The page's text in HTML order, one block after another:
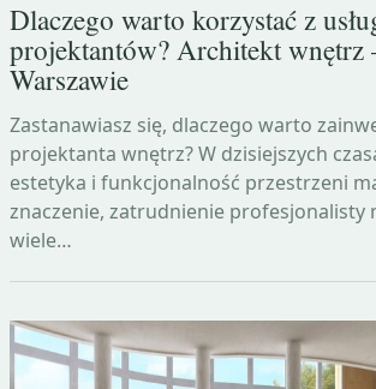
Dlaczego warto korzystać z
projektantów? Architekt wnętrz
Warszawie
Zastanawiasz się, dlaczego warto
projektanta wnętrz? W dzisiejszych
estetyka i funkcjonalność przestrzeni
znaczenie, zatrudnienie profesjonalisty
wiele…